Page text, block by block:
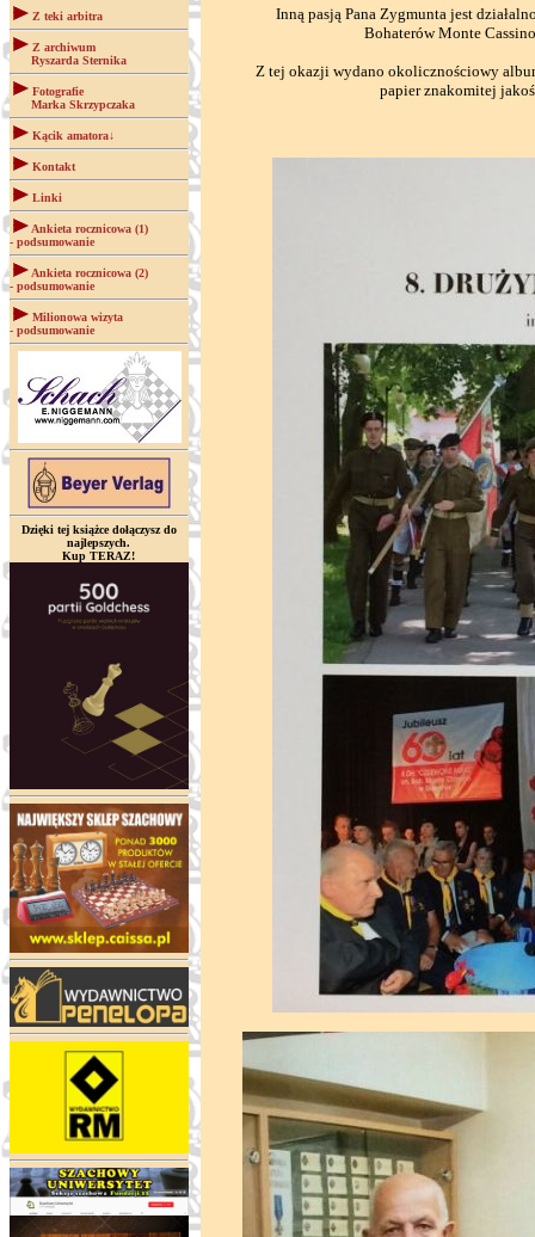
Z teki arbitra
Z archiwum
Ryszarda Sternika
Fotografie
Marka Skrzypczaka
Kącik amatora↓
Kontakt
Linki
Ankieta rocznicowa (1)
- podsumowanie
Ankieta rocznicowa (2)
- podsumowanie
Milionowa wizyta
- podsumowanie
Dzięki tej książce dołączysz do
najlepszych.
Kup TERAZ!
Inną pasją Pana Zygmunta jest
Bohaterów Monte
Z tej okazji wydano okolicznościowy
papier znakomitej